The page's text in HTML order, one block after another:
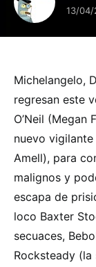
13/04/
Michelangelo,
regresan este
O’Neil (Megan
nuevo
Amell), para
malignos y
escapa de
loco Baxter
secuaces,
Rocksteady (la